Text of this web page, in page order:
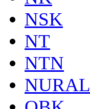
NSK
NT
NTN
NURAL